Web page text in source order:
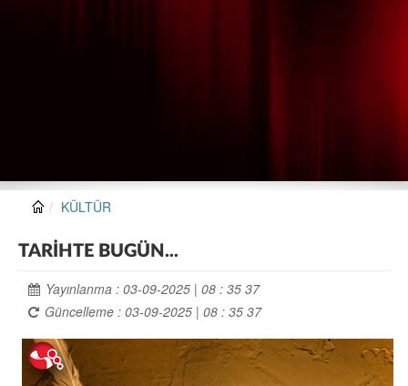
KÜLTÜR
TARİHTE BUGÜN...
Yayınlanma : 03-09-2025 | 08 : 35 37
Güncelleme : 03-09-2025 | 08 : 35 37